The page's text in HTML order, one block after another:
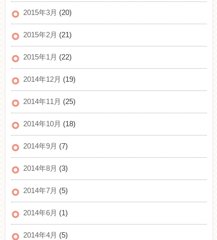
2015年3月 (20)
2015年2月 (21)
2015年1月 (22)
2014年12月 (19)
2014年11月 (25)
2014年10月 (18)
2014年9月 (7)
2014年8月 (3)
2014年7月 (5)
2014年6月 (1)
2014年4月 (5)